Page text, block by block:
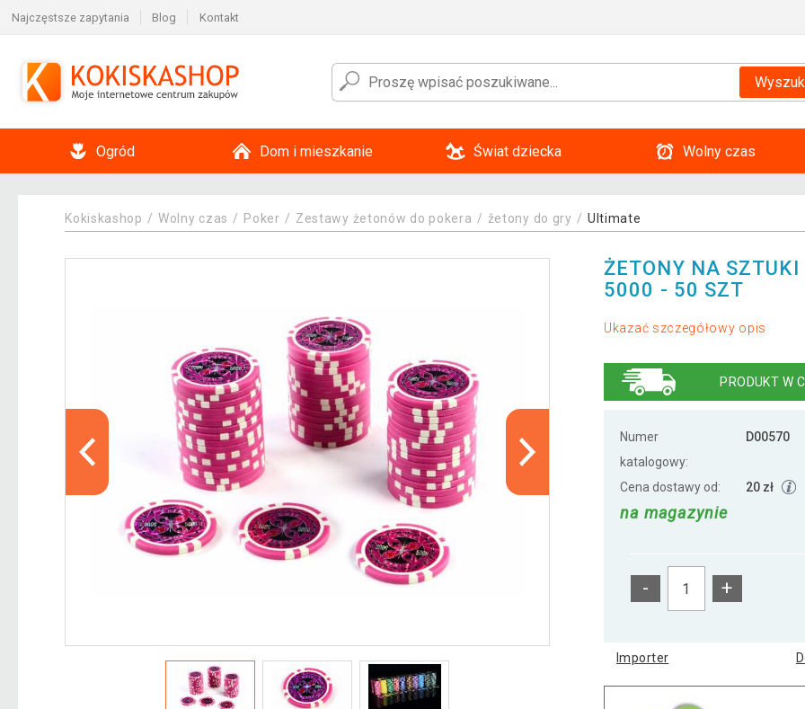
Najczęstsze zapytania Blog Kontakt
Ogród Dom i mieszkanie Świat dziecka Wolny czas
Kokiskashop Wolny czas Poker Zestawy żetonów do pokera žetony do gry Ultimate
ŻETONY NA
5000 - 50 SZT
Ukazać szczegółowy opis
PRODUKT W
Numer
katalogowy:
D00570
Cena dostawy od: 20 zł
na magazynie
- +
Importer